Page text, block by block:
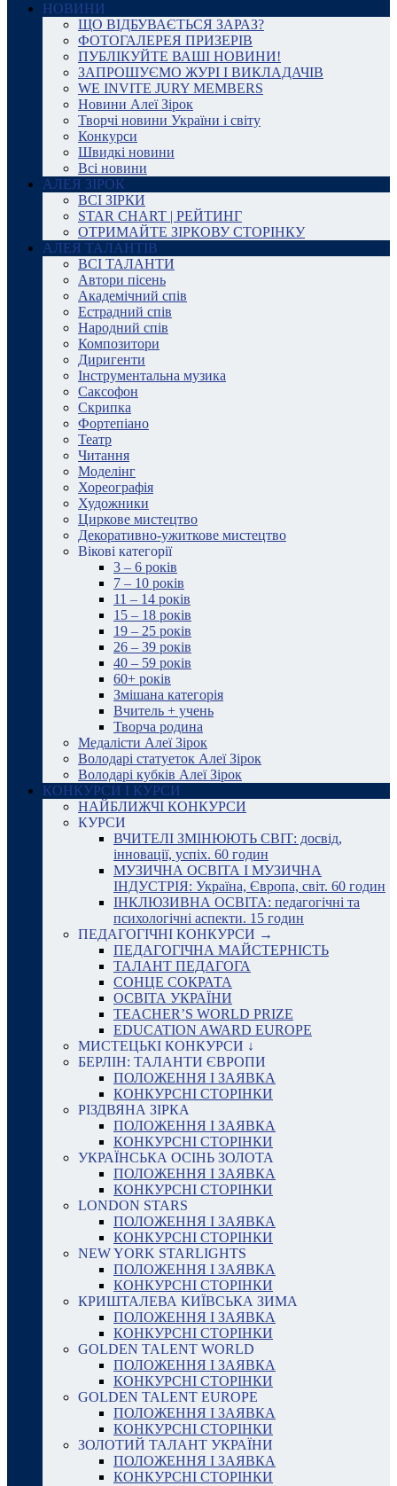
НОВИНИ
ЩО ВІДБУВАЄТЬСЯ ЗАРАЗ?
ФОТОГАЛЕРЕЯ ПРИЗЕРІВ
ПУБЛІКУЙТЕ ВАШІ НОВИНИ!
ЗАПРОШУЄМО ЖУРІ І ВИКЛАДАЧІВ
WE INVITE JURY MEMBERS
Новини Алеї Зірок
Творчі новини України і світу
Конкурси
Швидкі новини
Всі новини
АЛЕЯ ЗІРОК
ВСІ ЗІРКИ
STAR CHART | РЕЙТИНГ
ОТРИМАЙТЕ ЗІРКОВУ СТОРІНКУ
АЛЕЯ ТАЛАНТІВ
ВСІ ТАЛАНТИ
Автори пісень
Академічний спів
Естрадний спів
Народний спів
Композитори
Диригенти
Інструментальна музика
Саксофон
Скрипка
Фортепіано
Театр
Читання
Моделінг
Хореографія
Художники
Циркове мистецтво
Декоративно-ужиткове мистецтво
Вікові категорії
3 – 6 років
7 – 10 років
11 – 14 років
15 – 18 років
19 – 25 років
26 – 39 років
40 – 59 років
60+ років
Змішана категорія
Вчитель + учень
Творча родина
Медалісти Алеї Зірок
Володарі статуеток Алеї Зірок
Володарі кубків Алеї Зірок
КОНКУРСИ І КУРСИ
НАЙБЛИЖЧІ КОНКУРСИ
КУРСИ
ВЧИТЕЛІ ЗМІНЮЮТЬ СВІТ: досвід,
інновації, успіх. 60 годин
МУЗИЧНА ОСВІТА І МУЗИЧНА
ІНДУСТРІЯ: Україна, Європа, світ. 60 годин
ІНКЛЮЗИВНА ОСВІТА: педагогічні та
психологічні аспекти. 15 годин
ПЕДАГОГІЧНІ КОНКУРСИ →
ПЕДАГОГІЧНА МАЙСТЕРНІСТЬ
ТАЛАНТ ПЕДАГОГА
СОНЦЕ СОКРАТА
ОСВІТА УКРАЇНИ
TEACHER’S WORLD PRIZE
EDUCATION AWARD EUROPE
МИСТЕЦЬКІ КОНКУРСИ ↓
БЕРЛІН: ТАЛАНТИ ЄВРОПИ
ПОЛОЖЕННЯ І ЗАЯВКА
КОНКУРСНІ СТОРІНКИ
РІЗДВЯНА ЗІРКА
ПОЛОЖЕННЯ І ЗАЯВКА
КОНКУРСНІ СТОРІНКИ
УКРАЇНСЬКА ОСІНЬ ЗОЛОТА
ПОЛОЖЕННЯ І ЗАЯВКА
КОНКУРСНІ СТОРІНКИ
LONDON STARS
ПОЛОЖЕННЯ І ЗАЯВКА
КОНКУРСНІ СТОРІНКИ
NEW YORK STARLIGHTS
ПОЛОЖЕННЯ І ЗАЯВКА
КОНКУРСНІ СТОРІНКИ
КРИШТАЛЕВА КИЇВСЬКА ЗИМА
ПОЛОЖЕННЯ І ЗАЯВКА
КОНКУРСНІ СТОРІНКИ
GOLDEN TALENT WORLD
ПОЛОЖЕННЯ І ЗАЯВКА
КОНКУРСНІ СТОРІНКИ
GOLDEN TALENT EUROPE
ПОЛОЖЕННЯ І ЗАЯВКА
КОНКУРСНІ СТОРІНКИ
ЗОЛОТИЙ ТАЛАНТ УКРАЇНИ
ПОЛОЖЕННЯ І ЗАЯВКА
КОНКУРСНІ СТОРІНКИ